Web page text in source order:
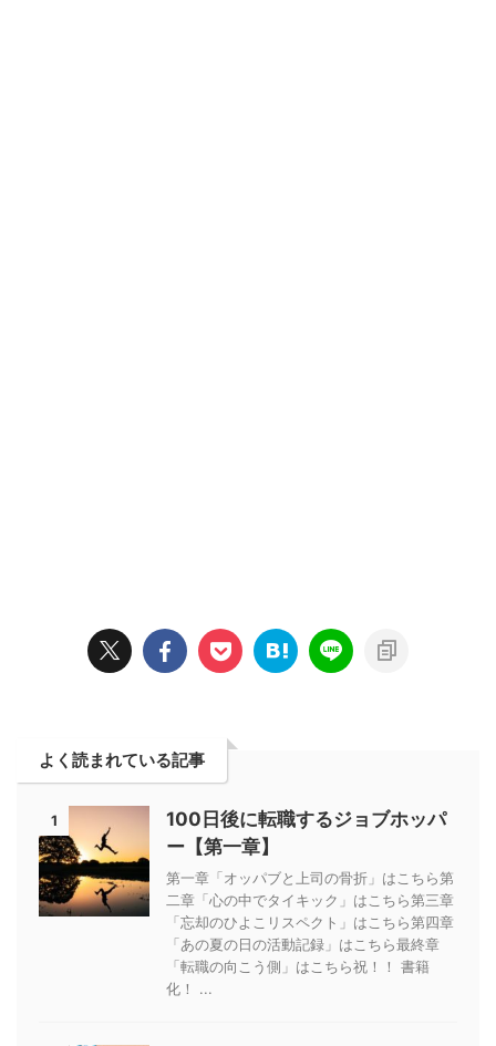
よく読まれている記事
1
100日後に転職するジョブホッパ
ー【第一章】
第一章「オッパブと上司の骨折」はこちら第
二章「心の中でタイキック」はこちら第三章
「忘却のひよこリスペクト」はこちら第四章
「あの夏の日の活動記録」はこちら最終章
「転職の向こう側」はこちら祝！！ 書籍
化！ ...